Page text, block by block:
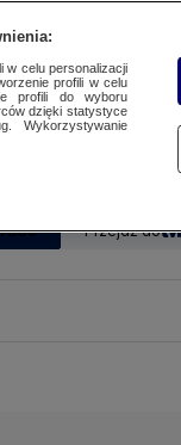
Przejdź do
w celu personalizacji
profili w celu
profili do wyboru
dzięki statystyce
Wykorzystywanie